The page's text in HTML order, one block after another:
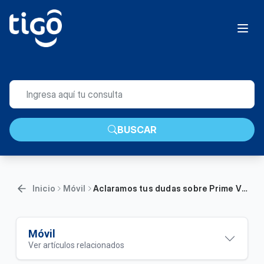
BUSCAR
Inicio Móvil Aclaramos tus dudas sobre Prime Video | Móvil
Móvil
Ver artículos relacionados